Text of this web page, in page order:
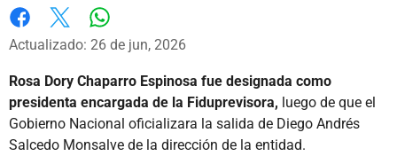
Facebook
X
Actualizado: 26 de jun, 2026
Rosa Dory Chaparro Espinosa fue designada como
presidenta encargada de la Fiduprevisora, luego de que el
Gobierno Nacional oficializara la salida de Diego Andrés
Salcedo Monsalve de la dirección de la entidad.